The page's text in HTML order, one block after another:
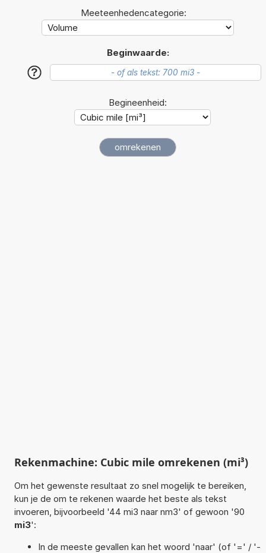
Meeteenhedencategorie:
Beginwaarde:
?
Begineenheid:
Rekenmachine: Cubic mile omrekenen (mi³)
Om het gewenste resultaat zo snel mogelijk te bereiken,
kun je de om te rekenen waarde het beste als tekst
invoeren, bijvoorbeeld '44 mi3 naar nm3' of gewoon '90
mi3':
In de meeste gevallen kan het woord 'naar' (of '=' / '-